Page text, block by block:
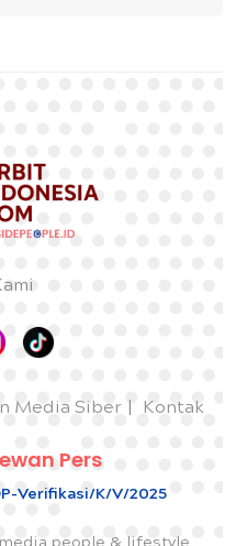
Media Siber Kontak
Pers
Verifikasi/K/V/2025